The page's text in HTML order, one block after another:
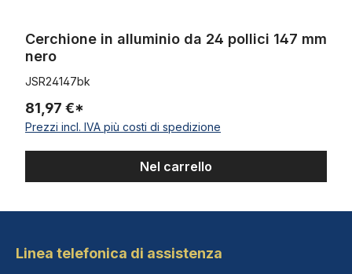
Cerchione in alluminio da 24 pollici 147 mm
nero
JSR24147bk
81,97 €*
Prezzi incl. IVA più costi di spedizione
Nel carrello
Linea telefonica di assistenza